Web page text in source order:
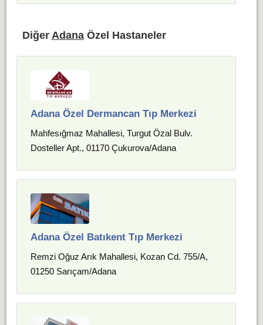
Diğer AdanaÖzel Hastaneler
Adana Özel Dermancan Tıp Merkezi
Mahfesığmaz Mahallesi, Turgut Özal Bulv.
Dosteller Apt., 01170 Çukurova/Adana
Adana Özel Batıkent Tıp Merkezi
Remzi Oğuz Arık Mahallesi, Kozan Cd. 755/A,
01250 Sarıçam/Adana